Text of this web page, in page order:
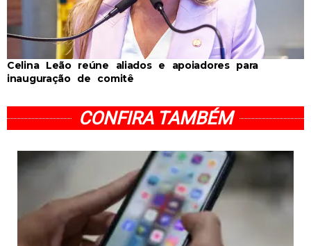
Celina Leão reúne aliados e apoiadores para
inauguração de comitê
CONFIRA TAMBÉM